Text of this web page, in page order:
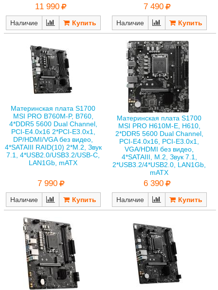
11 990
Наличие
7 490
Наличие
Материнская плата S1700
MSI PRO B760M-P, B760,
4*DDR5 5600 Dual Channel,
PCI-E4.0x16 2*PCI-E3.0x1,
DP/HDMI/VGA без видео,
4*SATAIII RAID(10) 2*M.2, Звук
7.1, 4*USB2.0/USB3.2/USB-C,
LAN1Gb, mATX
7 990
Наличие
Материнская плата S1700
MSI PRO H610M-E, H610,
2*DDR5 5600 Dual Channel,
PCI-E4.0x16, PCI-E3.0x1,
VGA/HDMI без видео,
4*SATAIII, M.2, Звук 7.1,
2*USB3.2/4*USB2.0, LAN1Gb,
mATX
6 390
Наличие